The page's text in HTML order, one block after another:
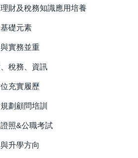
財及稅務知識應用培養
礎元素
實務並重
稅務、資訊
充實履歷
劃顧問培訓
照&公職考試
升學方向